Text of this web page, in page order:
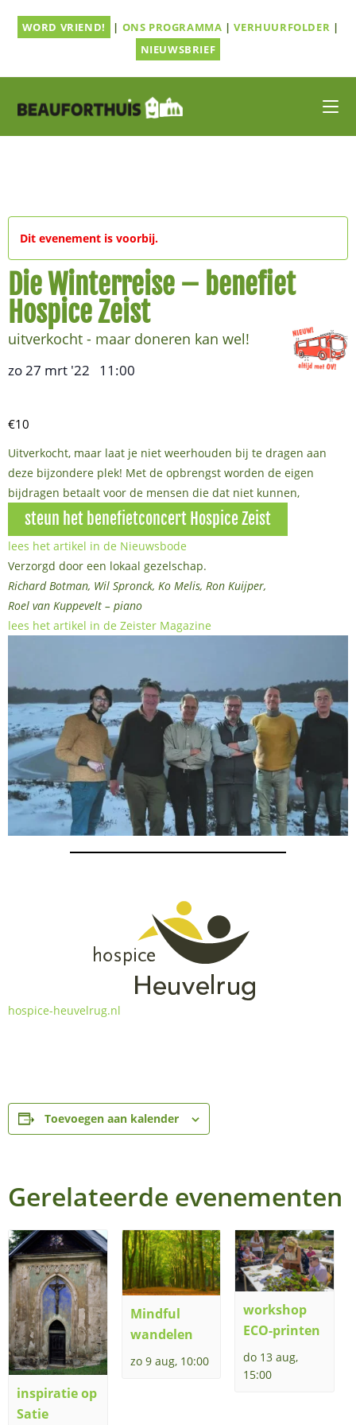
naarWORD VRIEND! | ONS PROGRAMMA |VERHUURFOLDER |
NIEUWSBRIEF
Dit evenement is voorbij.
Die Winterreise – benefiet
Hospice Zeist
uitverkocht - maar doneren kan wel!
zo 27 mrt '22 11:00
€10
Uitverkocht, maar laat je niet weerhouden bij te dragen aan
deze bijzondere plek! Met de opbrengst worden de eigen
bijdragen betaalt voor de mensen die dat niet kunnen,
steun het benefietconcert Hospice Zeist
lees het artikel in de Nieuwsbode
Verzorgd door een lokaal gezelschap.
Richard Botman, Wil Spronck, Ko Melis, Ron Kuijper,
Roel van Kuppevelt – piano
lees het artikel in de Zeister Magazine
hospice-heuvelrug.nl
Toevoegen aan kalender
Gerelateerde evenementen
inspiratie op
Satie
Mindful
wandelen
zo 9 aug, 10:00
workshop
ECO-printen
do 13 aug,
15:00